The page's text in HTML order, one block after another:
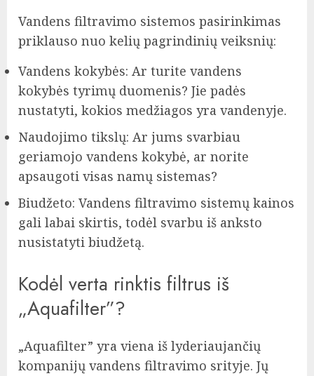
Vandens filtravimo sistemos pasirinkimas
priklauso nuo kelių pagrindinių veiksnių:
Vandens kokybės: Ar turite vandens
kokybės tyrimų duomenis? Jie padės
nustatyti, kokios medžiagos yra vandenyje.
Naudojimo tikslų: Ar jums svarbiau
geriamojo vandens kokybė, ar norite
apsaugoti visas namų sistemas?
Biudžeto: Vandens filtravimo sistemų kainos
gali labai skirtis, todėl svarbu iš anksto
nusistatyti biudžetą.
Kodėl verta rinktis filtrus iš
„Aquafilter”?
„Aquafilter” yra viena iš lyderiaujančių
kompanijų vandens filtravimo srityje. Jų